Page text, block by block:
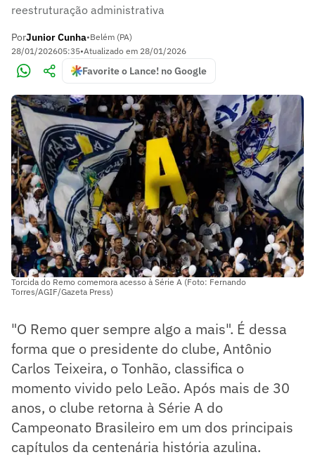
reestruturação administrativa
PorJunior Cunha•Belém (PA)
28/01/202605:35•Atualizado em 28/01/2026
Favorite o Lance! no Google
Torcida do Remo comemora acesso à Série A (Foto: Fernando
Torres/AGIF/Gazeta Press)
"O Remo quer sempre algo a mais". É dessa
forma que o presidente do clube, Antônio
Carlos Teixeira, o Tonhão, classifica o
momento vivido pelo Leão. Após mais de 30
anos, o clube retorna à Série A do
Campeonato Brasileiro em um dos principais
capítulos da centenária história azulina.